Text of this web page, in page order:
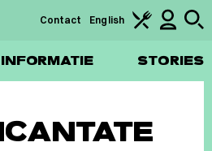
INFORMATIE STORIES
Contact English